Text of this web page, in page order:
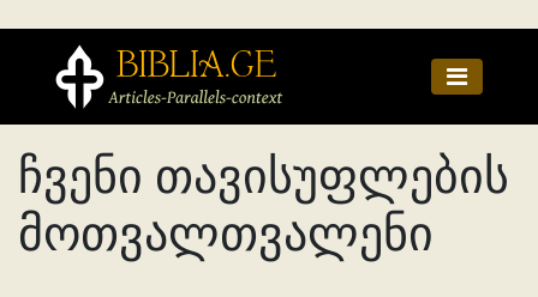
ჩვენი თავისუფლების
მოთვალთვალენი